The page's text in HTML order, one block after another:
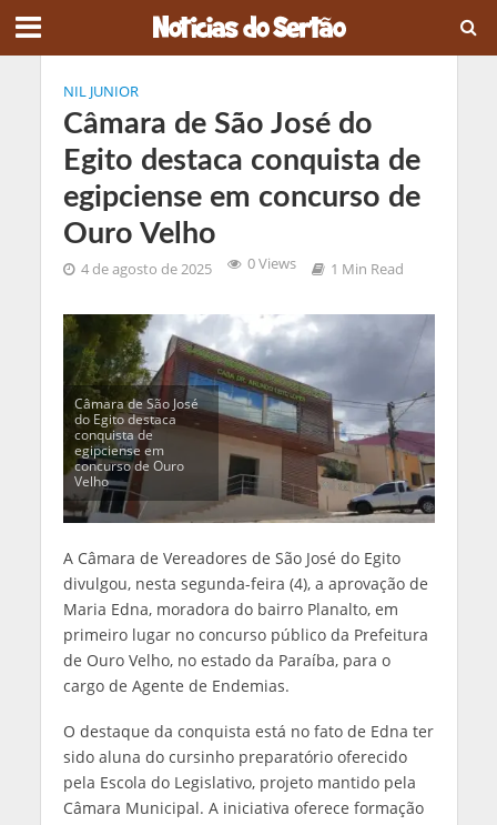
NIL JUNIOR
Câmara de São José do
Egito destaca conquista de
egipciense em concurso de
Ouro Velho
4 de agosto de 2025 0 Views 1 Min Read
Câmara de São José
do Egito destaca
conquista de
egipciense em
concurso de Ouro
Velho
A Câmara de Vereadores de São José do Egito
divulgou, nesta segunda-feira (4), a aprovação de
Maria Edna, moradora do bairro Planalto, em
primeiro lugar no concurso público da Prefeitura
de Ouro Velho, no estado da Paraíba, para o
cargo de Agente de Endemias.
O destaque da conquista está no fato de Edna ter
sido aluna do cursinho preparatório oferecido
pela Escola do Legislativo, projeto mantido pela
Câmara Municipal. A iniciativa oferece formação